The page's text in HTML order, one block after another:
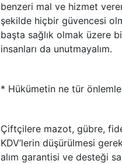
benzeri mal ve hizmet
şekilde hiçbir güvencesi
başta sağlık olmak üzere
insanları da unutmayalım.
* Hükümetin ne tür
Çiftçilere mazot, gübre,
KDV’lerin düşürülmesi
alım garantisi ve desteği